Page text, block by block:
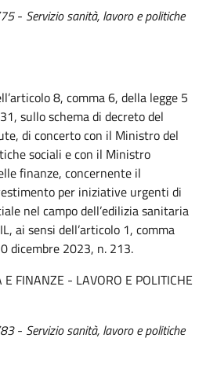
- Servizio sanità, lavoro e politiche
8, comma 6, della legge 5
sullo schema di decreto del
di concerto con il Ministro del
sociali e con il Ministro
finanze, concernente il
per iniziative urgenti di
nel campo dell’edilizia sanitaria
ai sensi dell’articolo 1, comma
dicembre 2023, n. 213.
FINANZE - LAVORO E POLITICHE
- Servizio sanità, lavoro e politiche